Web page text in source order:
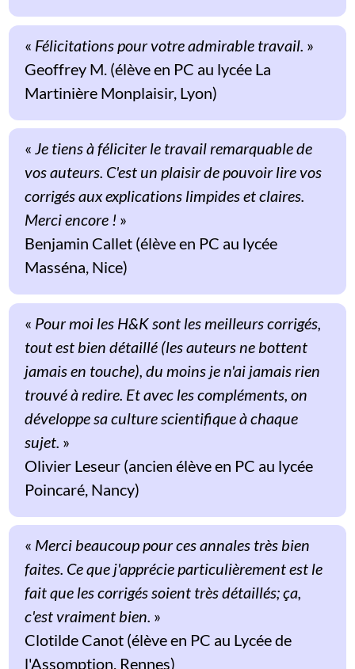
« Félicitations pour votre admirable travail. »
Geoffrey M. (élève en PC au lycée La
Martinière Monplaisir, Lyon)
«Je tiens à féliciter le travail remarquable de
vos auteurs. C'est un plaisir de pouvoir lire vos
corrigés aux explications limpides et claires.
Merci encore ! »
Benjamin Callet (élève en PC au lycée
Masséna, Nice)
« Pour moi les H&K sont les meilleurs corrigés,
tout est bien détaillé (les auteurs ne bottent
jamais en touche), du moins je n'ai jamais rien
trouvé à redire. Et avec les compléments, on
développe sa culture scientifique à chaque
sujet. »
Olivier Leseur (ancien élève en PC au lycée
Poincaré, Nancy)
« Merci beaucoup pour ces annales très bien
faites. Ce que j'apprécie particulièrement est le
fait que les corrigés soient très détaillés; ça,
c'est vraiment bien. »
Clotilde Canot (élève en PC au Lycée de
l'Assomption, Rennes)